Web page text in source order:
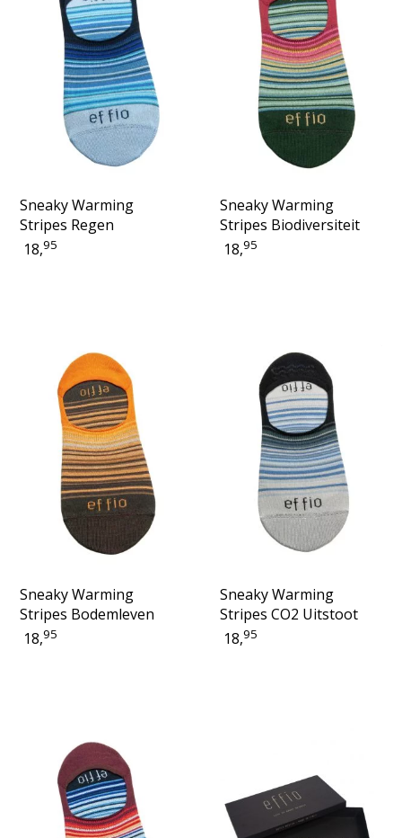
Sneaky Warming
Stripes Regen
18,95
Sneaky Warming
Stripes Biodiversiteit
18,95
Sneaky Warming
Stripes Bodemleven
18,95
Sneaky Warming
Stripes CO2 Uitstoot
18,95